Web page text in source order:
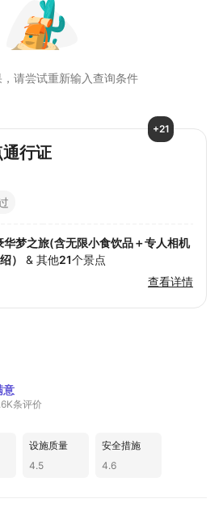
请尝试重新输入查询条件
行证
+21
华梦之旅(含无限小食饮品＋专人相机
）
& 其他21个景点
查看详情
意
条评价
设施质量
4.5
安全措施
4.6